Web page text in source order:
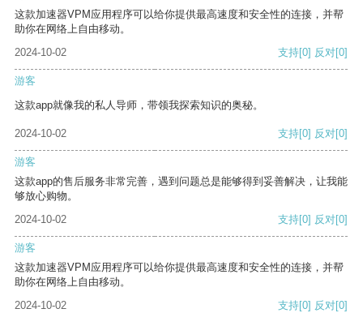
这款加速器VPM应用程序可以给你提供最高速度和安全性的连接，并帮
助你在网络上自由移动。
2024-10-02
支持[0] 反对[0]
游客
这款app就像我的私人导师，带领我探索知识的奥秘。
2024-10-02 支持[0] 反对[0]
游客
这款app的售后服务非常完善，遇到问题总是能够得到妥善解决，让我能
够放心购物。
2024-10-02
支持[0] 反对[0]
游客
这款加速器VPM应用程序可以给你提供最高速度和安全性的连接，并帮
助你在网络上自由移动。
2024-10-02
支持[0] 反对[0]